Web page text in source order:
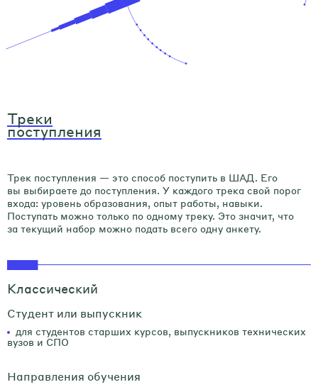
Треки
поступления
Трек поступления — это способ поступить в ШАД. Его
вы выбираете до поступления. У каждого трека свой порог
входа: уровень образования, опыт работы, навыки.
Поступать можно только по одному треку. Это значит, что
за текущий набор можно подать всего одну анкету.
Классический
Студент или выпускник
для студентов старших курсов, выпускников технических
вузов и СПО
Направления обучения